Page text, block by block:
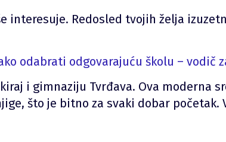
interesuje. Redosled tvojih želja
odabrati odgovarajuću školu – vodič
i gimnaziju Tvrđava. Ova moderna
što je bitno za svaki dobar početak.